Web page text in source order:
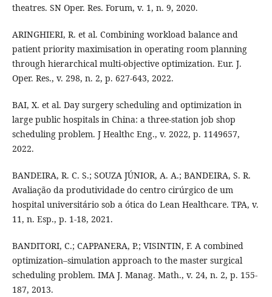
theatres. SN Oper. Res. Forum, v. 1, n. 9, 2020.
ARINGHIERI, R. et al. Combining workload balance and
patient priority maximisation in operating room planning
through hierarchical multi-objective optimization. Eur. J.
Oper. Res., v. 298, n. 2, p. 627-643, 2022.
BAI, X. et al. Day surgery scheduling and optimization in
large public hospitals in China: a three-station job shop
scheduling problem. J Healthc Eng., v. 2022, p. 1149657,
2022.
BANDEIRA, R. C. S.; SOUZA JÚNIOR, A. A.; BANDEIRA, S. R.
Avaliação da produtividade do centro cirúrgico de um
hospital universitário sob a ótica do Lean Healthcare. TPA, v.
11, n. Esp., p. 1-18, 2021.
BANDITORI, C.; CAPPANERA, P.; VISINTIN, F. A combined
optimization–simulation approach to the master surgical
scheduling problem. IMA J. Manag. Math., v. 24, n. 2, p. 155-
187, 2013.